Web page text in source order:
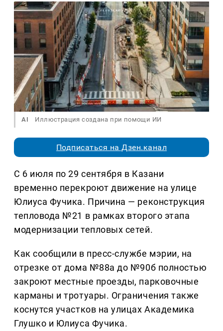
AI Иллюстрация создана при помощи ИИ
Подписаться на Дзен.канал
С 6 июля по 29 сентября в Казани
временно перекроют движение на улице
Юлиуса Фучика. Причина — реконструкция
тепловода №21 в рамках второго этапа
модернизации тепловых сетей.
Как сообщили в пресс-службе мэрии, на
отрезке от дома №88а до №90б полностью
закроют местные проезды, парковочные
карманы и тротуары. Ограничения также
коснутся участков на улицах Академика
Глушко и Юлиуса Фучика.